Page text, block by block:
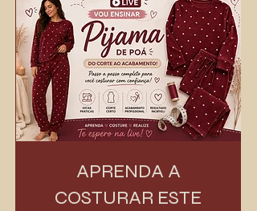
APRENDA A
COSTURAR ESTE